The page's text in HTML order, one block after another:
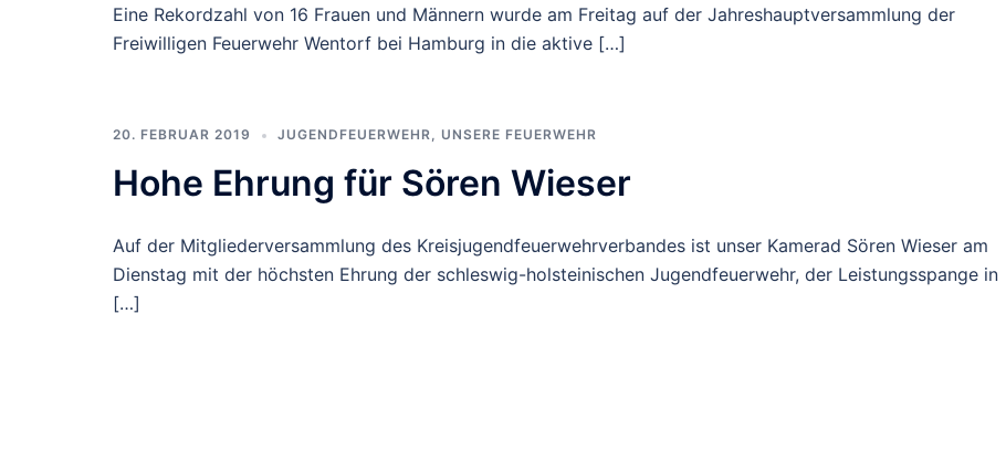
Eine Rekordzahl von 16 Frauen und Männern wurde am Freitag auf der Jahreshauptversammlung der
Freiwilligen Feuerwehr Wentorf bei Hamburg in die aktive […]
20. FEBRUAR 2019 JUGENDFEUERWEHR, UNSERE FEUERWEHR
Hohe Ehrung für Sören Wieser
Auf der Mitgliederversammlung des Kreisjugendfeuerwehrverbandes ist unser Kamerad Sören Wieser am
Dienstag mit der höchsten Ehrung der schleswig-holsteinischen Jugendfeuerwehr, der Leistungsspange in
[…]